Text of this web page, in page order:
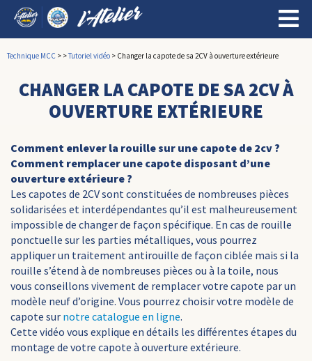
Technique MCC > >Tutoriel vidéo > Changer la capote de sa 2CV à ouverture extérieure
CHANGER LA CAPOTE DE SA 2CV À
OUVERTURE EXTÉRIEURE
Comment enlever la rouille sur une capote de 2cv ?
Comment remplacer une capote disposant d’une
ouverture extérieure ?
Les capotes de 2CV sont constituées de nombreuses pièces
solidarisées et interdépendantes qu’il est malheureusement
impossible de changer de façon spécifique. En cas de rouille
ponctuelle sur les parties métalliques, vous pourrez
appliquer un traitement antirouille de façon ciblée mais si la
rouille s’étend à de nombreuses pièces ou à la toile, nous
vous conseillons vivement de remplacer votre capote par un
modèle neuf d’origine. Vous pourrez choisir votre modèle de
capote sur notre catalogue en ligne.
Cette vidéo vous explique en détails les différentes étapes du
montage de votre capote à ouverture extérieure.